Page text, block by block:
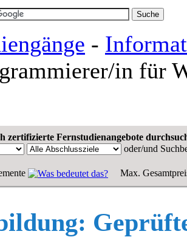
-
in für
zertifizierte Fernstudienangebote
oder/und
Max.